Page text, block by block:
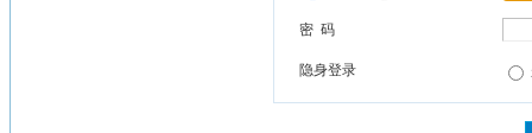
密 码
隐身登录